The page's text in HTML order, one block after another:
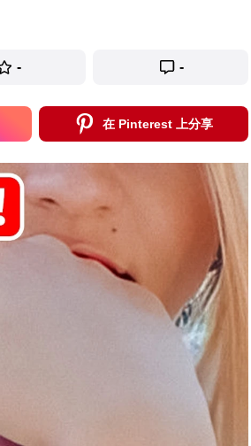
- -
在 Pinterest 上分享